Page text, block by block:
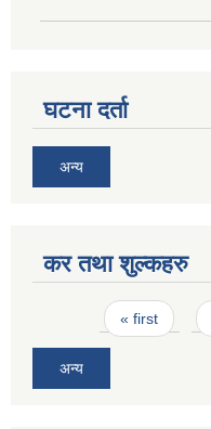
घटना दर्ता
अन्य
कर तथा शुल्कहरु
Pages« first
अन्य